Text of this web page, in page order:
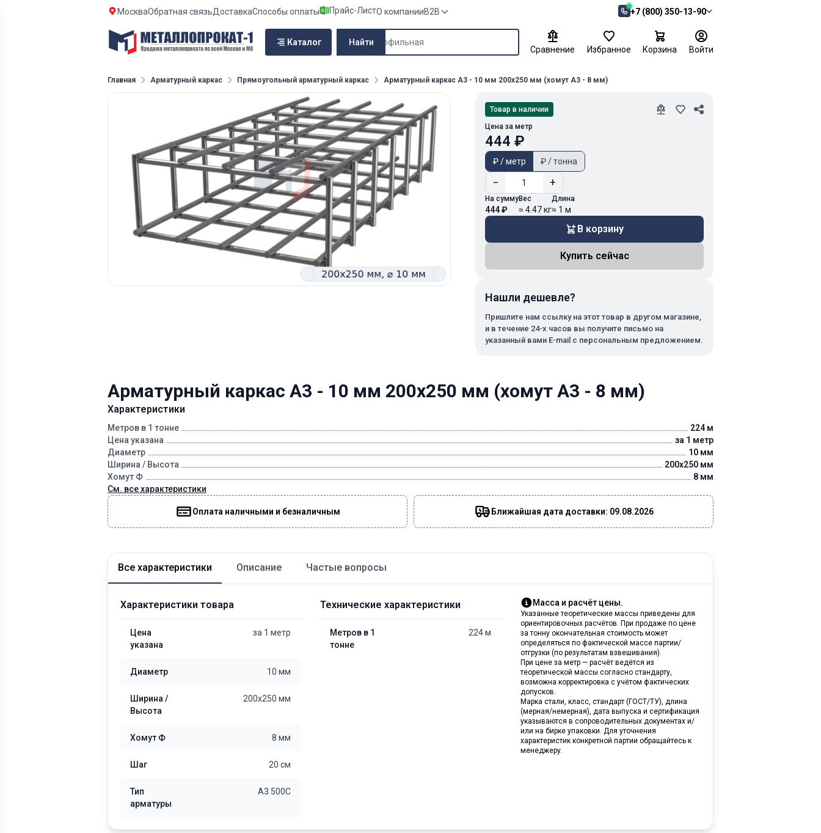
МоскваОбратная связьДоставкаСпособы оплаты Прайс-ЛистО компанииB2B +7 (800) 350-13-90
Каталог Найти
Сравнение Избранное Корзина Войти
Главная Арматурный каркас Прямоугольный арматурный каркас Арматурный каркас А3 - 10 мм 200х250 мм (хомут А3 - 8 мм)
Арматурный каркас А3 - 10 мм 200х250 мм (хомут А3 - 8 мм)
Характеристики
Метров в 1 тонне
224 м
Цена указана
за 1 метр
Диаметр
10 мм
Ширина / Высота
200x250 мм
Хомут Ф
8 мм
См. все характеристики
Оплата наличными и безналичным Ближайшая дата доставки: 09.08.2026
Товар в наличии
Цена за метр
444 ₽
₽ / метр ₽ / тонна
− +
На сумму
444 ₽
Вес
≈ 4.47 кг
Длина
≈ 1 м
В корзину
Купить сейчас
Нашли дешевле?
Пришлите нам ссылку на этот товар в другом магазине,
и в течение 24-х часов вы получите письмо на
указанный вами E-mail с персональным предложением.
Все характеристики Описание Частые вопросы
Характеристики товара
Цена
указана
за 1 метр
Диаметр 10 мм
Ширина /
Высота
200x250 мм
Хомут Ф 8 мм
Шаг 20 см
Тип
арматуры
А3 500С
Технические характеристики
Метров в 1
тонне
224 м
Масса и расчёт цены.
Указанные теоретические массы приведены для
ориентировочных расчётов. При продаже по цене
за тонну окончательная стоимость может
определяться по фактической массе партии/
отгрузки (по результатам взвешивания).
При цене за метр — расчёт ведётся из
теоретической массы согласно стандарту,
возможна корректировка с учётом фактических
допусков.
Марка стали, класс, стандарт (ГОСТ/ТУ), длина
(мерная/немерная), дата выпуска и сертификация
указываются в сопроводительных документах и/
или на бирке упаковки. Для уточнения
характеристик конкретной партии обращайтесь к
менеджеру.